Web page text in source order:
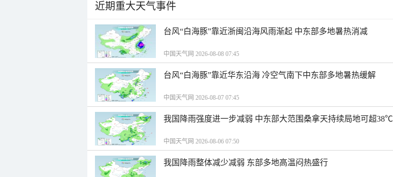
近期重大天气事件
台风“白海豚”靠近浙闽沿海风雨渐起 中东部多地暑热消减
中国天气网 2026-08-08 07:45
台风“白海豚”靠近华东沿海 冷空气南下中东部多地暑热缓解
中国天气网 2026-08-07 07:45
我国降雨强度进一步减弱 中东部大范围桑拿天持续局地可超38℃
中国天气网 2026-08-06 07:50
我国降雨整体减少减弱 东部多地高温闷热盛行